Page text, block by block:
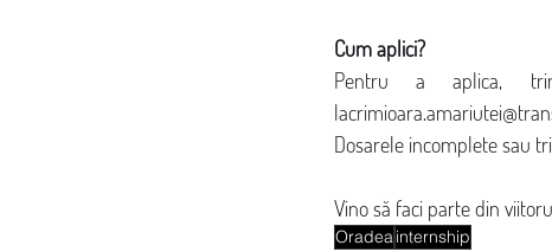
Cum aplici?
Pentru a aplica,
Dosarele incomplete sau
Vino să faci parte din
Oradeainternship